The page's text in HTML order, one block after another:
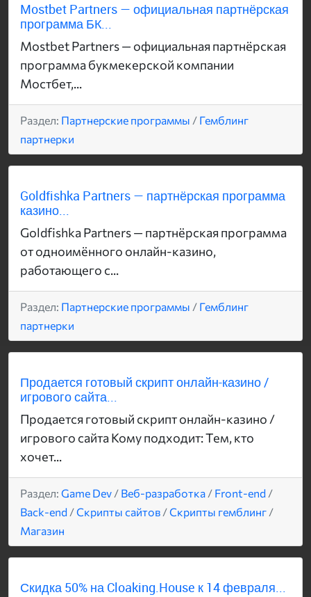
Mostbet Partners — официальная партнёрская
программа БК...
Mostbet Partners — официальная партнёрская
программа букмекерской компании
Мостбет,...
Раздел: Партнерские программы / Гемблинг
партнерки
Goldfishka Partners — партнёрская программа
казино...
Goldfishka Partners — партнёрская программа
от одноимённого онлайн-казино,
работающего с...
Раздел: Партнерские программы / Гемблинг
партнерки
Продается готовый скрипт онлайн-казино /
игрового сайта...
Продается готовый скрипт онлайн-казино /
игрового сайта Кому подходит: Тем, кто
хочет...
Раздел: Game Dev / Веб-разработка / Front-end /
Back-end /Скрипты сайтов /Скрипты гемблинг /
Магазин
Скидка 50% на Cloaking.House к 14 февраля...